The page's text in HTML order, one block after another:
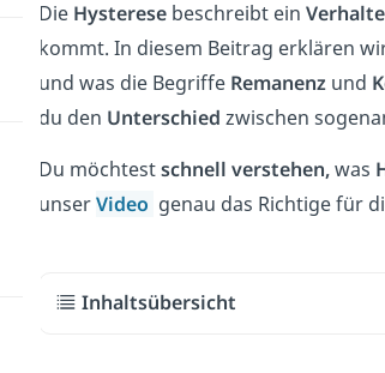
Die Hysterese beschreibt ein
kommt. In diesem Beitrag erklären
und was die Begriffe Remanenz und
du den Unterschied zwischen
Du möchtestschnell verstehen,was
unserVideo genau das Richtige für
Inhaltsübersicht